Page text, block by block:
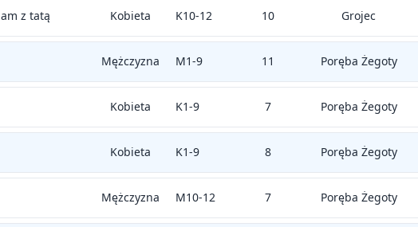
z tatą Kobieta K10-12 10 Grojec
Mężczyzna M1-9 11 Poręba Żegoty
Kobieta K1-9 7 Poręba Żegoty
Kobieta K1-9 8 Poręba Żegoty
Mężczyzna M10-12 7 Poręba Żegoty